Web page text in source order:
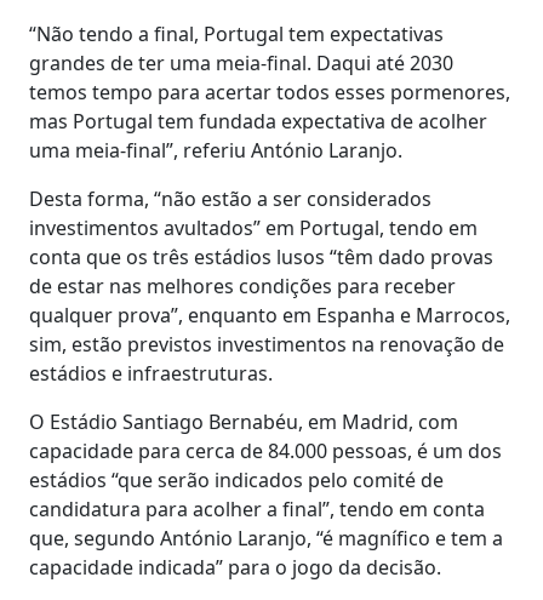
“Não tendo a final, Portugal tem expectativas
grandes de ter uma meia-final. Daqui até 2030
temos tempo para acertar todos esses pormenores,
mas Portugal tem fundada expectativa de acolher
uma meia-final”, referiu António Laranjo.
Desta forma, “não estão a ser considerados
investimentos avultados” em Portugal, tendo em
conta que os três estádios lusos “têm dado provas
de estar nas melhores condições para receber
qualquer prova”, enquanto em Espanha e Marrocos,
sim, estão previstos investimentos na renovação de
estádios e infraestruturas.
O Estádio Santiago Bernabéu, em Madrid, com
capacidade para cerca de 84.000 pessoas, é um dos
estádios “que serão indicados pelo comité de
candidatura para acolher a final”, tendo em conta
que, segundo António Laranjo, “é magnífico e tem a
capacidade indicada” para o jogo da decisão.